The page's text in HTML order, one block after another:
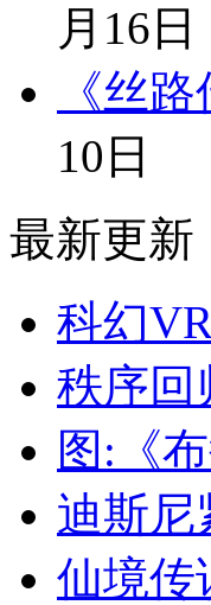
月16日
《丝
10日
最新更新
科幻
秩序回
图:《
迪斯尼
仙境传